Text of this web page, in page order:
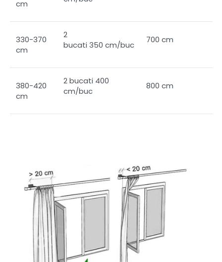
cm
330-370
cm
2
bucati 350 cm/buc
700 cm
380-420
cm
2 bucati 400
cm/buc
800 cm